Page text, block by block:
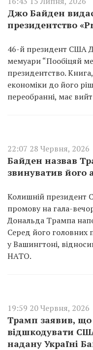
Джо Байден
президентство
46-й президент США
мемуари “Пообіцяй
президентство.
економіки до його
переобранні, має
22:07 28 Червня, 2026
Байден назвав
звинуватив його
Колишній президент
промову на гала-
Дональда Трампа
Серед його головних
у Вашингтоні,
НАТО.
19:59 20 Червня, 2026
Трамп заявив,
відшкодувати
надану Україні